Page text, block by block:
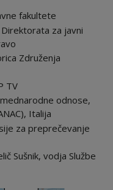
fakultete
za javni
Združenja
TV
odnose,
Italija
za preprečevanje
Sušnik, vodja Službe